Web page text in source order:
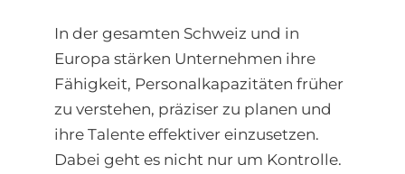
In der gesamten Schweiz und in
Europa stärken Unternehmen ihre
Fähigkeit, Personalkapazitäten früher
zu verstehen, präziser zu planen und
ihre Talente effektiver einzusetzen.
Dabei geht es nicht nur um Kontrolle.